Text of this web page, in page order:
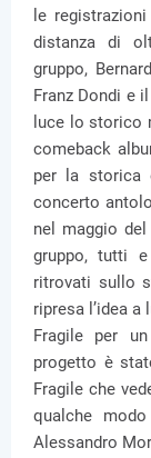
le
distanza di
gruppo,
Franz Dondi e
luce lo storico
comeback
per la storica
concerto
nel maggio del
gruppo, tutti
ritrovati sullo
ripresa l’idea
Fragile per
progetto è
Fragile che
qualche
Alessandro